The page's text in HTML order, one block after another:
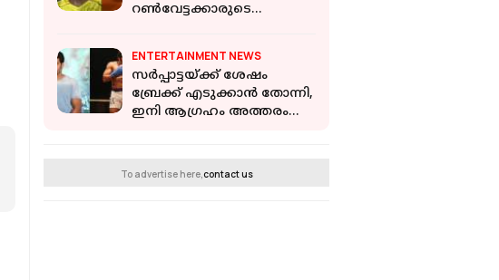
റണ്‍വേട്ടക്കാരുടെ
രോഹിത്തിനെയും പിന്തള്ളി
ENTERTAINMENT NEWS
സർപ്പാട്ടയ്ക്ക് ശേഷം
ബ്രേക്ക് എടുക്കാൻ തോന്നി,
ഇനി ആഗ്രഹം അത്തരം
To advertise here, contact us